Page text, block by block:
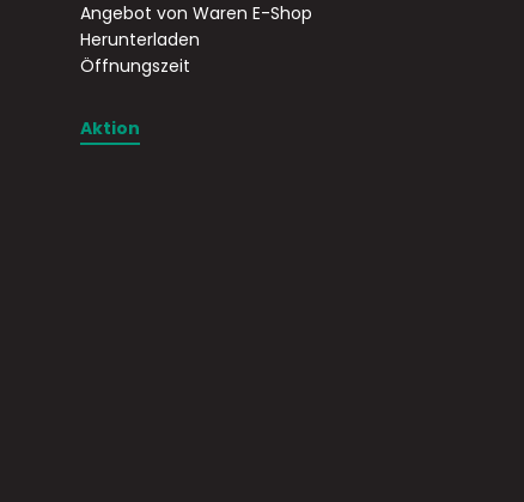
Angebot von Waren E-Shop
Herunterladen
Öffnungszeit
Aktion